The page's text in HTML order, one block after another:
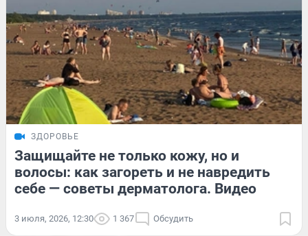
ЗДОРОВЬЕ
Защищайте не только кожу, но и
волосы: как загореть и не навредить
себе — советы дерматолога. Видео
3 июля, 2026, 12:30 1 367 Обсудить